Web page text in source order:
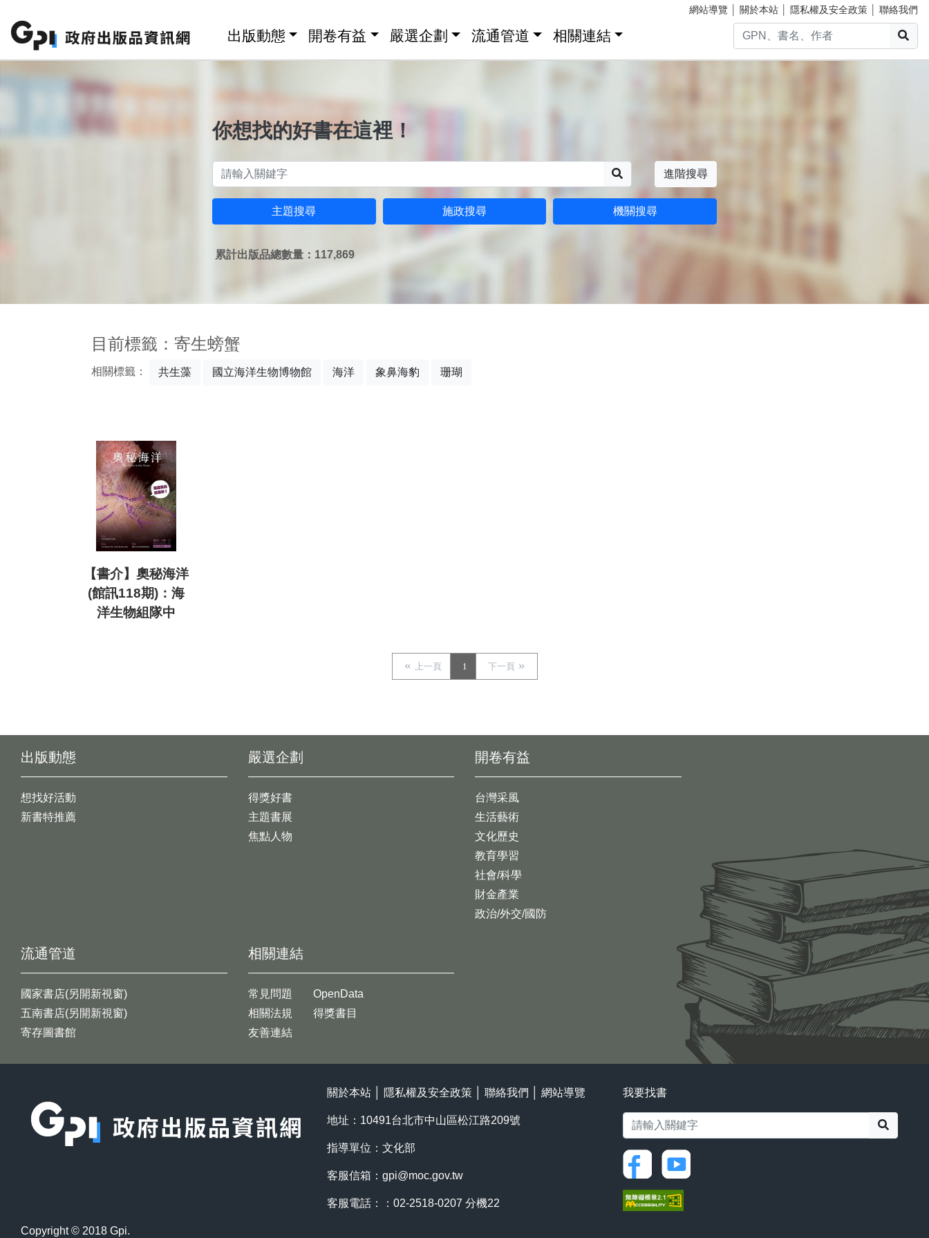
網站導覽 關於本站 隱私權及安全政策 聯絡我們
出版動態 開卷有益 嚴選企劃 流通管道 相關連結
你想找的好書在這裡！
進階搜尋
主題搜尋 施政搜尋 機關搜尋
累計出版品總數量：117,869
目前標籤：寄生螃蟹
相關標籤： 共生藻 國立海洋生物博物館 海洋 象鼻海豹 珊瑚
【書介】奧秘海洋
(館訊118期)：海
洋生物組隊中
上一頁 1 下一頁
出版動態
想找好活動
新書特推薦
開卷有益
台灣采風
生活藝術
文化歷史
教育學習
社會/科學
財金產業
政治/外交/國防
嚴選企劃
得獎好書
主題書展
焦點人物
流通管道
國家書店(另開新視窗)
五南書店(另開新視窗)
寄存圖書館
相關連結
常見問題
相關法規
友善連結
OpenData
得獎書目
關於本站 隱私權及安全政策 聯絡我們 網站導覽
地址：10491台北市中山區松江路209號
指導單位：文化部
客服信箱： gpi@moc.gov.tw
客服電話：：02-2518-0207 分機22
我要找書
Copyright © 2018 Gpi.